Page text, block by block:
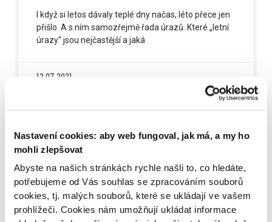
Nastavení cookies: aby web fungoval, jak má, a my ho
mohli zlepšovat
Abyste na našich stránkách rychle našli to, co hledáte,
potřebujeme od Vás souhlas se zpracováním souborů
cookies, tj. malých souborů, které se ukládají ve vašem
prohlížeči. Cookies nám umožňují ukládat informace
I když si letos dávaly teplé dny načas, léto přece jen
přišlo. A s ním samozřejmě řada úrazů. Které „letní
úrazy“ jsou nejčastější a jaká
12.07.2021
LÉČBA OTEKLÝCH NOHOU